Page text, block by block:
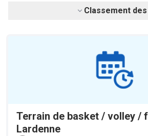
Classement
Terrain de basket / volley /
Lardenne